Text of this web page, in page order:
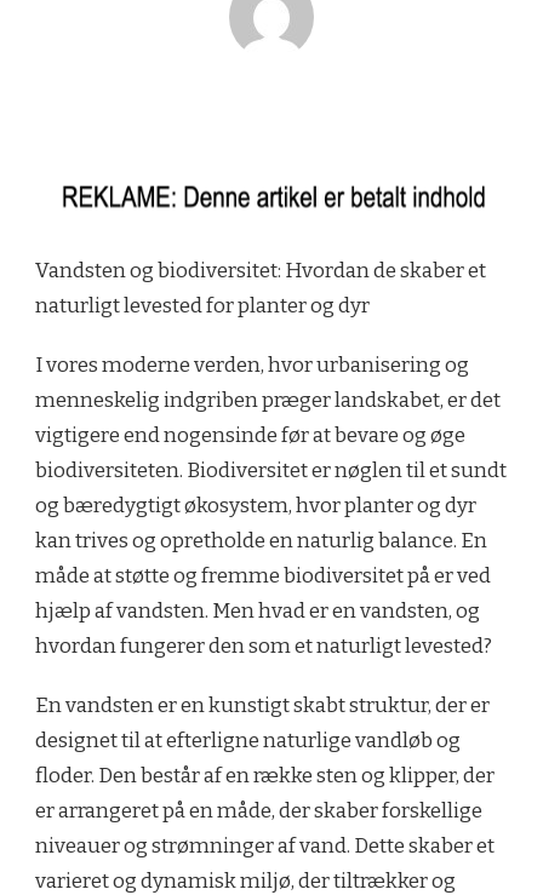
Vandsten og biodiversitet: Hvordan de skaber et
naturligt levested for planter og dyr
I vores moderne verden, hvor urbanisering og
menneskelig indgriben præger landskabet, er det
vigtigere end nogensinde før at bevare og øge
biodiversiteten. Biodiversitet er nøglen til et sundt
og bæredygtigt økosystem, hvor planter og dyr
kan trives og opretholde en naturlig balance. En
måde at støtte og fremme biodiversitet på er ved
hjælp af vandsten. Men hvad er en vandsten, og
hvordan fungerer den som et naturligt levested?
En vandsten er en kunstigt skabt struktur, der er
designet til at efterligne naturlige vandløb og
floder. Den består af en række sten og klipper, der
er arrangeret på en måde, der skaber forskellige
niveauer og strømninger af vand. Dette skaber et
varieret og dynamisk miljø, der tiltrækker og